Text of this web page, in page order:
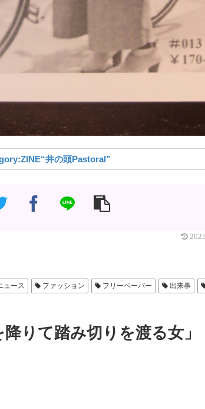
ZINE“井の頭Pastoral”
ュース ファッション フリーペーパー 出来事
りて踏み切りを渡る女」